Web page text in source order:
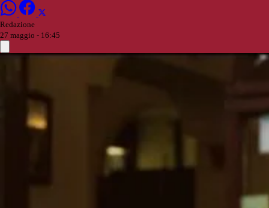
Redazione
27 maggio - 16:45